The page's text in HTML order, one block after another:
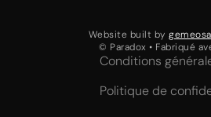
Website built by
© Paradox • Fabriqué
Conditions
Politique de